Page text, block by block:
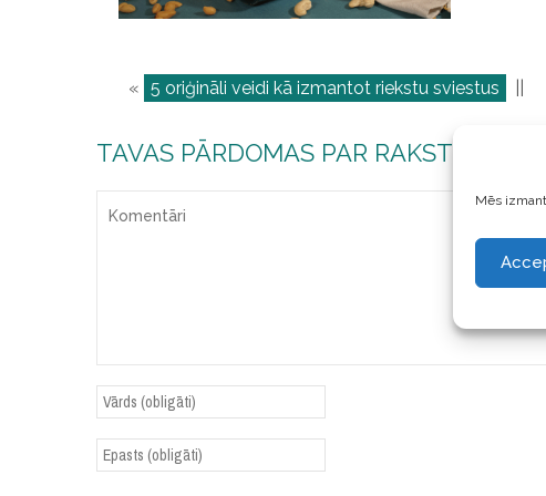
Mēs
« 5 oriģināli veidi kā izmantot riekstu sviestus
TAVAS PĀRDOMAS PAR RAKSTU